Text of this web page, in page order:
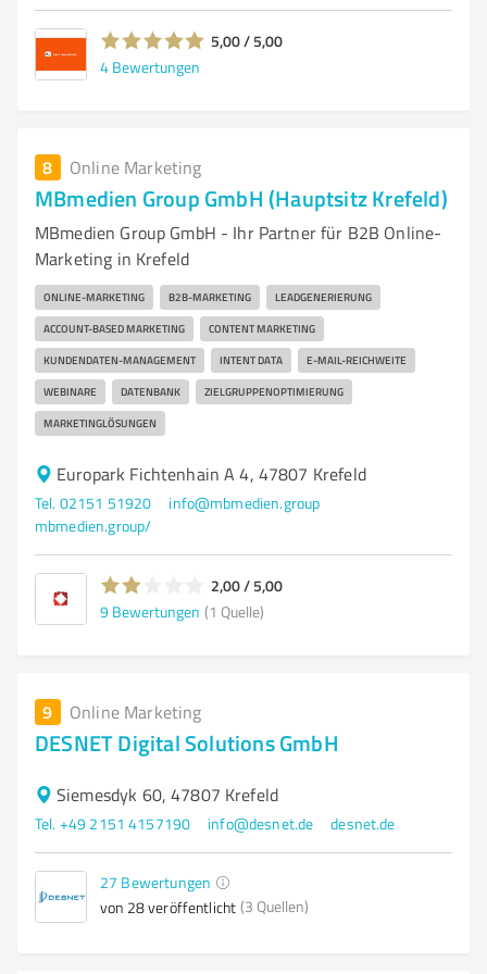
5,00 / 5,00
4 Bewertungen
8 Online Marketing
MBmedien Group GmbH (Hauptsitz Krefeld)
MBmedien Group GmbH - Ihr Partner für B2B Online-
Marketing in Krefeld
ONLINE-MARKETING B2B-MARKETING LEADGENERIERUNG
ACCOUNT-BASED MARKETING CONTENT MARKETING
KUNDENDATEN-MANAGEMENT INTENT DATA E-MAIL-REICHWEITE
WEBINARE DATENBANK ZIELGRUPPENOPTIMIERUNG
MARKETINGLÖSUNGEN
Europark Fichtenhain A 4, 47807 Krefeld
Tel. 02151 51920
info@mbmedien.group
mbmedien.group/
2,00 / 5,00
9 Bewertungen (1 Quelle)
9 Online Marketing
DESNET Digital Solutions GmbH
Siemesdyk 60, 47807 Krefeld
Tel. +49 2151 4157190 info@desnet.de desnet.de
27 Bewertungen
von 28 veröffentlicht (3 Quellen)